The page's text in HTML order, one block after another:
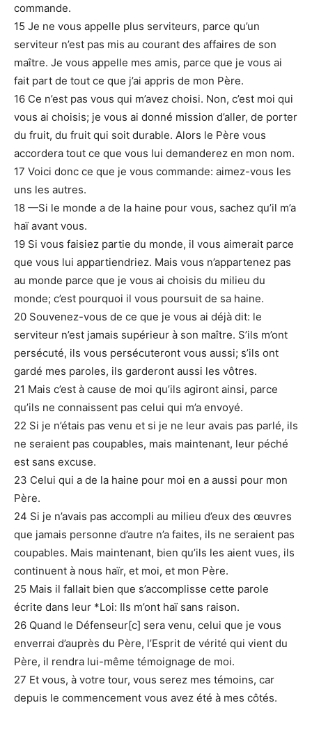
commande.
15 Je ne vous appelle plus serviteurs, parce qu’un
serviteur n’est pas mis au courant des affaires de son
maître. Je vous appelle mes amis, parce que je vous ai
fait part de tout ce que j’ai appris de mon Père.
16 Ce n’est pas vous qui m’avez choisi. Non, c’est moi qui
vous ai choisis; je vous ai donné mission d’aller, de porter
du fruit, du fruit qui soit durable. Alors le Père vous
accordera tout ce que vous lui demanderez en mon nom.
17 Voici donc ce que je vous commande: aimez-vous les
uns les autres.
18 —Si le monde a de la haine pour vous, sachez qu’il m’a
haï avant vous.
19 Si vous faisiez partie du monde, il vous aimerait parce
que vous lui appartiendriez. Mais vous n’appartenez pas
au monde parce que je vous ai choisis du milieu du
monde; c’est pourquoi il vous poursuit de sa haine.
20 Souvenez-vous de ce que je vous ai déjà dit: le
serviteur n’est jamais supérieur à son maître. S’ils m’ont
persécuté, ils vous persécuteront vous aussi; s’ils ont
gardé mes paroles, ils garderont aussi les vôtres.
21 Mais c’est à cause de moi qu’ils agiront ainsi, parce
qu’ils ne connaissent pas celui qui m’a envoyé.
22 Si je n’étais pas venu et si je ne leur avais pas parlé, ils
ne seraient pas coupables, mais maintenant, leur péché
est sans excuse.
23 Celui qui a de la haine pour moi en a aussi pour mon
Père.
24 Si je n’avais pas accompli au milieu d’eux des œuvres
que jamais personne d’autre n’a faites, ils ne seraient pas
coupables. Mais maintenant, bien qu’ils les aient vues, ils
continuent à nous haïr, et moi, et mon Père.
25 Mais il fallait bien que s’accomplisse cette parole
écrite dans leur *Loi: Ils m’ont haï sans raison.
26 Quand le Défenseur[c] sera venu, celui que je vous
enverrai d’auprès du Père, l’Esprit de vérité qui vient du
Père, il rendra lui-même témoignage de moi.
27 Et vous, à votre tour, vous serez mes témoins, car
depuis le commencement vous avez été à mes côtés.